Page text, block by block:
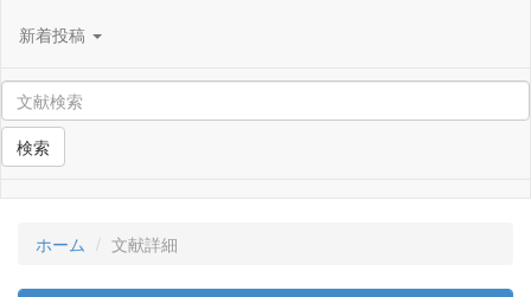
新着投稿
検索
ホーム 文献詳細